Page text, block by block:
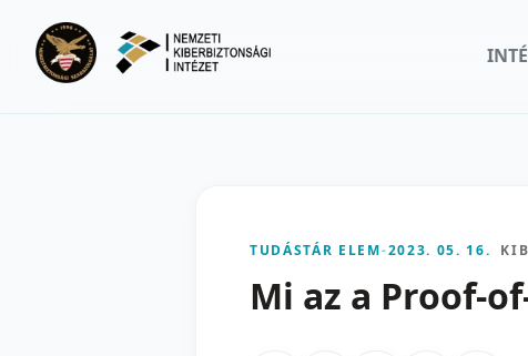
TUDÁSTÁR ELEM-2023. 05. 16.
Mi az a Proof-